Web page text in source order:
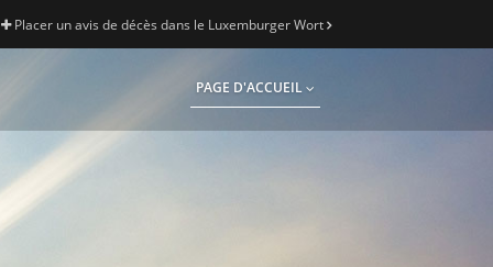
Placer un avis de décès dans le Luxemburger Wort
PAGE D'ACCUEIL